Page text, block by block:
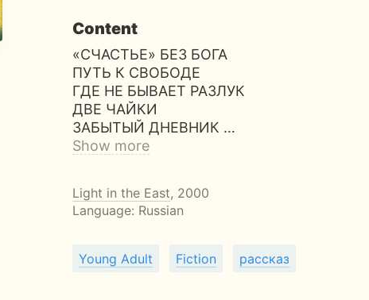
Content
«СЧАСТЬЕ» БЕЗ БОГА
ПУТЬ К СВОБОДЕ
ГДЕ НЕ БЫВАЕТ РАЗЛУК
ДВЕ ЧАЙКИ
ЗАБЫТЫЙ ДНЕВНИК …
Show more
Light in the East, 2000
Language: Russian
Young Adult Fiction рассказ